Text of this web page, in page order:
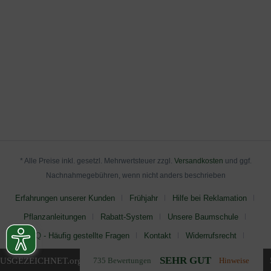
.org 735 Bewertungen SEHR GUT Hinweise
* Alle Preise inkl. gesetzl. Mehrwertsteuer zzgl. Versandkosten und ggf.
Nachnahmegebühren, wenn nicht anders beschrieben
Erfahrungen unserer Kunden Frühjahr Hilfe bei Reklamation
Pflanzanleitungen Rabatt-System Unsere Baumschule
FAQ - Häufig gestellte Fragen Kontakt Widerrufsrecht
© Baumschule NewGarden 2025 - Alle Rechte vorbehalten